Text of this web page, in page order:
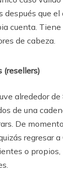
después que
cuenta.
de cabeza.
(resellers)
alrededor
de una
De
regresar a
o propios,